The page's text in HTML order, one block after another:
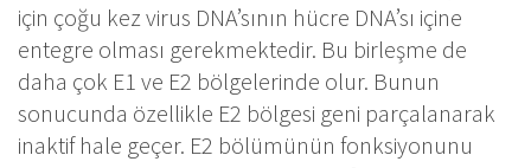
için çoğu kez virus DNA’sının hücre DNA’sı içine
entegre olması gerekmektedir. Bu birleşme de
daha çok E1 ve E2 bölgelerinde olur. Bunun
sonucunda özellikle E2 bölgesi geni parçalanarak
inaktif hale geçer. E2 bölümünün fonksiyonunu